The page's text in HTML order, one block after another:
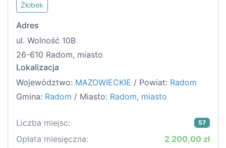
Żłobek
Adres
ul. Wolność 10B
26-610 Radom, miasto
Lokalizacja
Województwo: MAZOWIECKIE / Powiat: Radom
Gmina: Radom / Miasto: Radom, miasto
Liczba miejsc: 57
Opłata miesięczna:
2 200,00 zł